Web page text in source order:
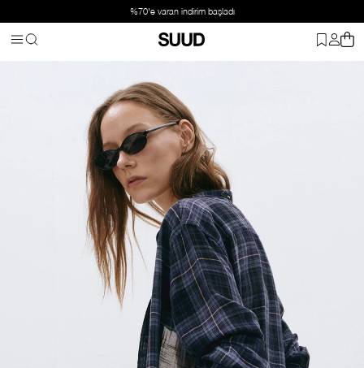
%70'e varan indirim başladı
Üst Giyim Gömlek Lacivert Sidney Ekose